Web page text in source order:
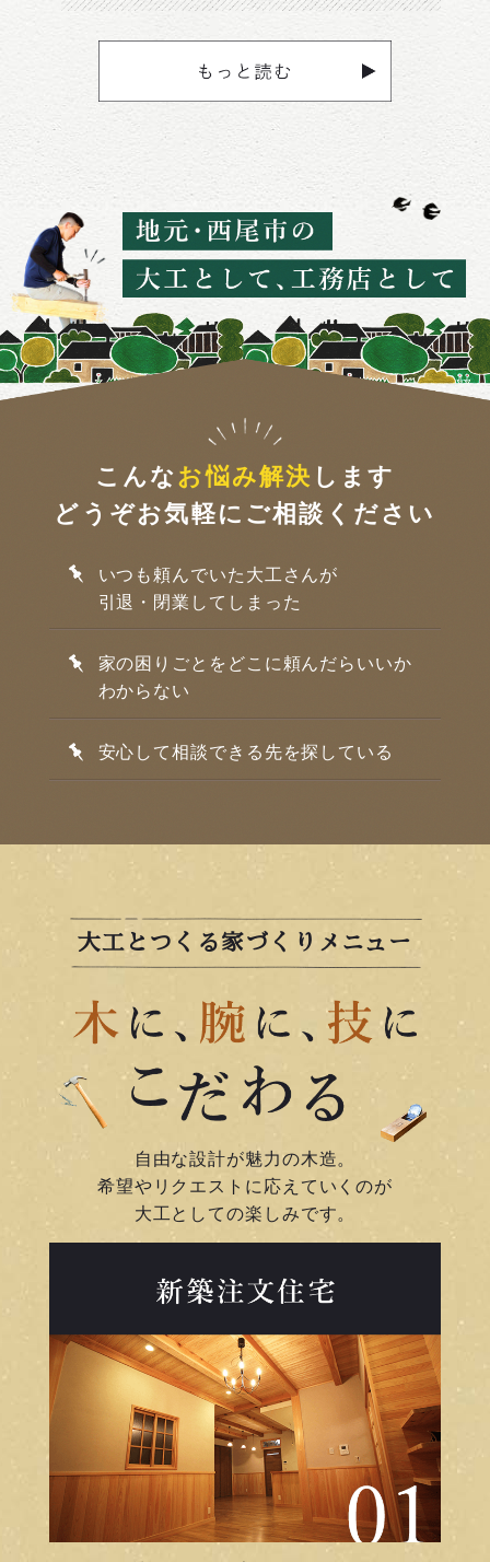
こんなお悩み解決 します
どうぞお気軽にご相談ください
いつも頼んでいた大工さんが
引退・閉業してしまった
家の困りごとをどこに頼んだらいいか
わからない
安心して相談できる先を探している
大工とつくる家づくりメニュー
自由な設計が魅力の木造。
希望やリクエストに応えていくのが
大工としての楽しみです。